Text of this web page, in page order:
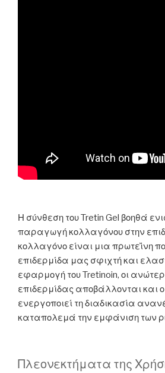
Η σύνθεση του Tretin Gel βοηθά
παραγωγή κολλαγόνου στην
κολλαγόνο είναι μια πρωτεΐνη
επιδερμίδα μας σφιχτή και
εφαρμογή του Tretinoin, οι
επιδερμίδας αποβάλλονται και
ενεργοποιεί τη διαδικασία
καταπολεμά την εμφάνιση των
Πλεονεκτήματα της